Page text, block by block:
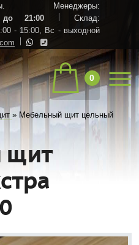
Менеджеры:
21:00
Склад:
- 15:00, Вс - выходной
0
» Мебельный щит цельный
щит